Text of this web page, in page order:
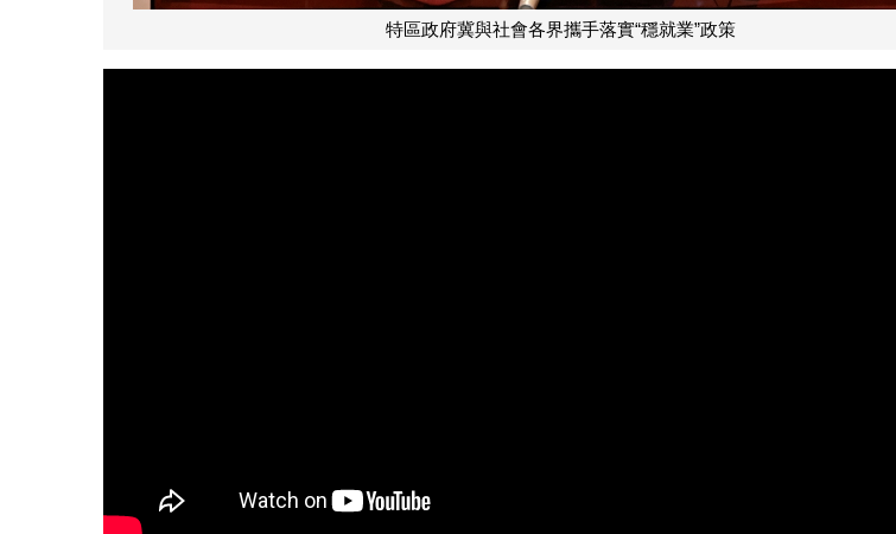
特區政府冀與社會各界攜手落實“穩就業”政策